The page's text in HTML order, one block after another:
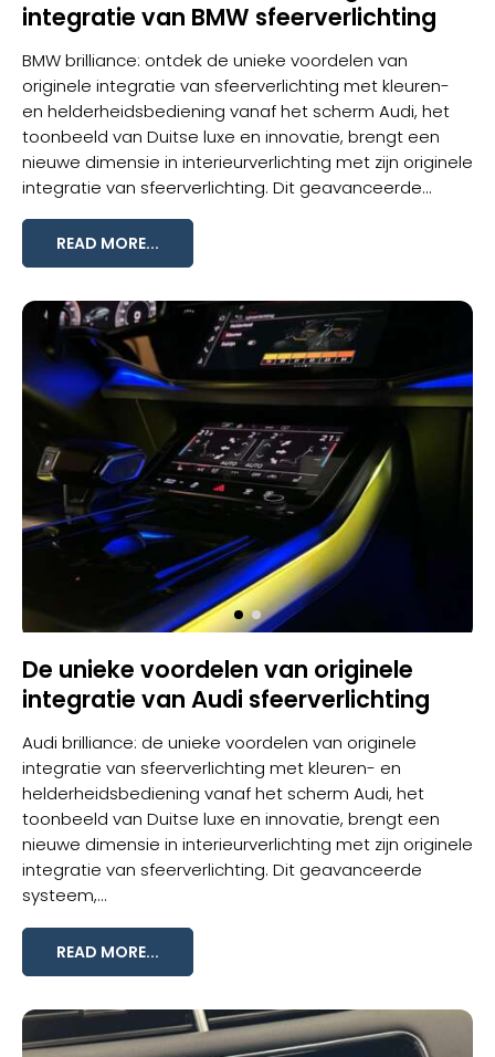
integratie van BMW sfeerverlichting
BMW brilliance: ontdek de unieke voordelen van
originele integratie van sfeerverlichting met kleuren-
en helderheidsbediening vanaf het scherm Audi, het
toonbeeld van Duitse luxe en innovatie, brengt een
nieuwe dimensie in interieurverlichting met zijn originele
integratie van sfeerverlichting. Dit geavanceerde...
READ MORE...
De unieke voordelen van originele
integratie van Audi sfeerverlichting
Audi brilliance: de unieke voordelen van originele
integratie van sfeerverlichting met kleuren- en
helderheidsbediening vanaf het scherm Audi, het
toonbeeld van Duitse luxe en innovatie, brengt een
nieuwe dimensie in interieurverlichting met zijn originele
integratie van sfeerverlichting. Dit geavanceerde
systeem,...
READ MORE...